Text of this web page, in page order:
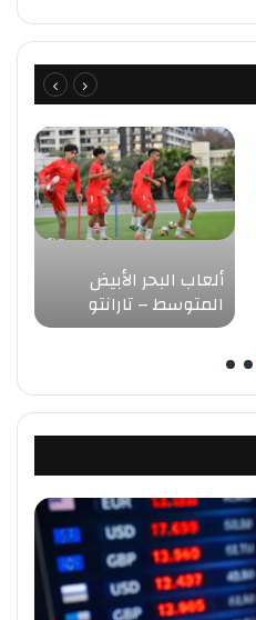
ألعاب البحر الأبيض
المتوسط – تارانتو
2026 (كرة القدم )..
المغربي لأقل من 20
سنة